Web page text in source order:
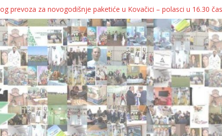
prevoza za novogodišnje paketiće u Kovačici – polasci u 16.30
KOLICA ZA 76 BEBA SA TERITORIJE OPŠTINE KOVAČICA
oborila rekord zatvorenih firmi!
telo
pa kukaju o „egzilu“